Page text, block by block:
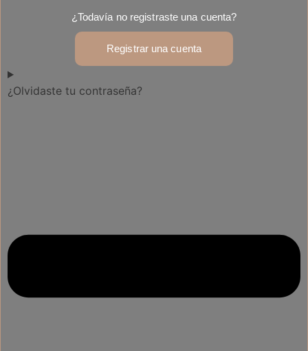
¿Todavía no registraste una cuenta?
Registrar una cuenta
¿Olvidaste tu contraseña?